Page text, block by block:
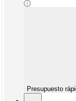
Presupuesto